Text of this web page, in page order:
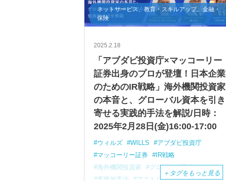
ネットサービス、教育・スキルアップ、金融・
保険
2025.2.18
「アブダビ投資庁×マッコーリー
証券出身のプロが登壇！日本企業
のためのIR戦略」海外機関投資家
の本音と、グローバル資本を引き
寄せる実践的手法を解説/日時：
2025年2月28日(金)16:00-17:00
ウィルズ WILLS
アブダビ投資庁
マッコーリー証券
IR戦略
海外機関投資家
グローバル資本
実践的手法
アストリス・アドバイザリー
＋ タグをもっと見る